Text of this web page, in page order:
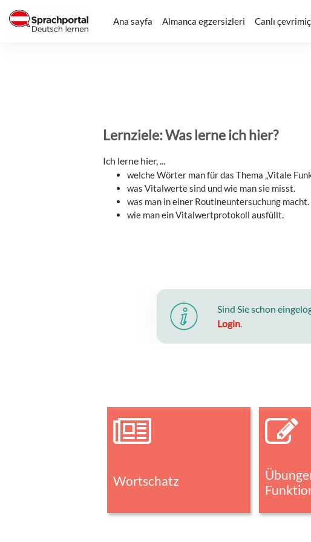
Ana sayfa
Almanca egzersizleri Canlı
Lernziele: Was lerne ich hier?
Ich lerne hier, ...
welche Wörter man für das Thema „Vitale
was Vitalwerte sind und wie man sie misst.
was man in einer Routineuntersuchung macht.
wie man ein Vitalwertprotokoll ausfüllt.
Sind Sie schon
Login.
Wortschatz